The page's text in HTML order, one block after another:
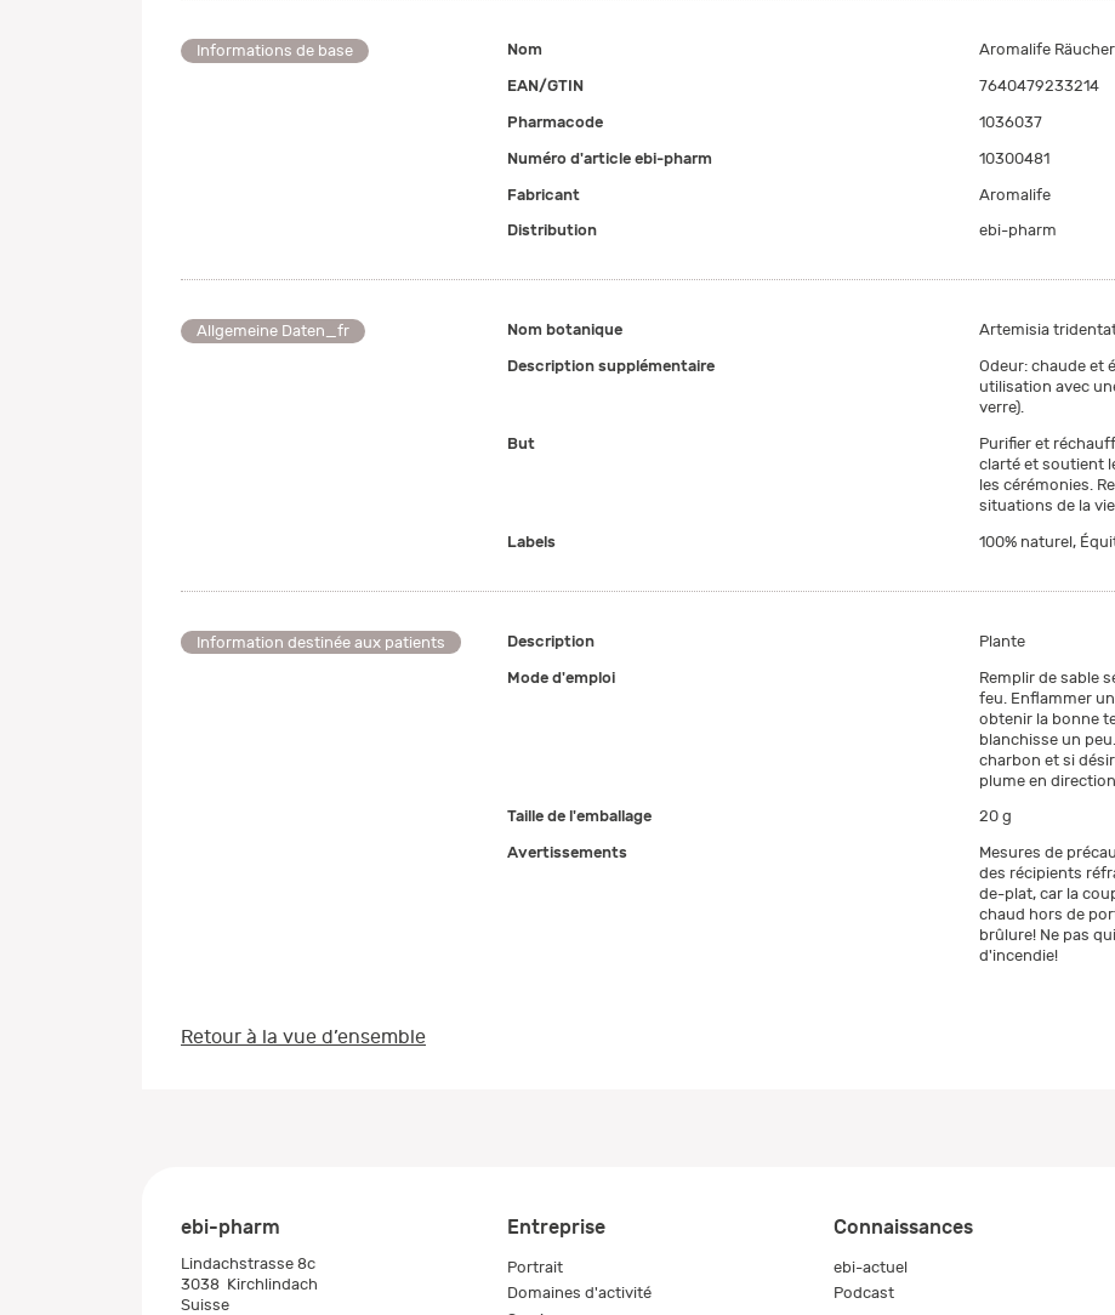
Informations de base Nom
Aromalife
EAN/GTIN
7640479233214
Pharmacode
1036037
Numéro d'article ebi-pharm
10300481
Fabricant
Aromalife
Distribution
ebi-pharm
Allgemeine Daten_fr Nom botanique
Artemisia
Description supplémentaire
Odeur: chaude et
utilisation avec
verre).
But
Purifier et
clarté et soutient
les cérémonies.
situations de la
Labels
100% naturel,
Information destinée aux patients Description
Plante
Mode d'emploi
Remplir de sable
feu. Enflammer
obtenir la bonne
blanchisse un
charbon et si
plume en
Taille de l'emballage
20 g
Avertissements
Mesures de
des récipients
de-plat, car la
chaud hors de
brûlure! Ne pas
d'incendie!
Retour à la vue d’ensemble
ebi-pharm
Lindachstrasse 8c
3038 Kirchlindach
Suisse
Entreprise
Portrait
Domaines d'activité
Connaissances
ebi-actuel
Podcast